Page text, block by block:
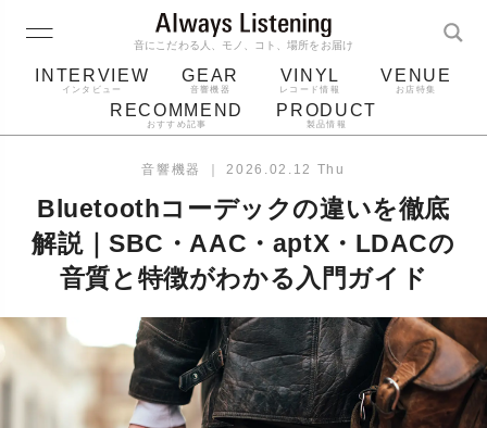
音にこだわる人、モノ、コト、場所をお届け
INTERVIEW
インタビュー
GEAR
音響機器
VINYL
レコード情報
VENUE
お店特集
RECOMMEND
おすすめ記事
PRODUCT
製品情報
アルバム
レコード針
音響機器 ｜ 2026.02.12 Thu
Bluetoothコーデックの違いを徹底
解説｜SBC・AAC・aptX・LDACの
音質と特徴がわかる入門ガイド